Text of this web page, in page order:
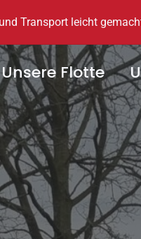
Transport leicht
Unsere Flotte